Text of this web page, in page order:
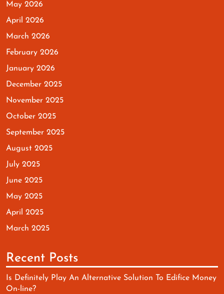
May 2026
April 2026
March 2026
February 2026
January 2026
December 2025
November 2025
October 2025
September 2025
August 2025
July 2025
June 2025
May 2025
April 2025
March 2025
Recent Posts
Is Definitely Play An Alternative Solution To Edifice Money
On-line?